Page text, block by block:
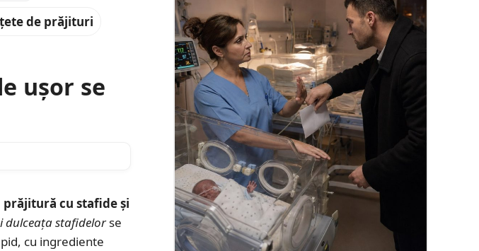
de prăjituri
ușor se
prăjitură cu stafide și
dulceața stafidelorse
cu ingrediente